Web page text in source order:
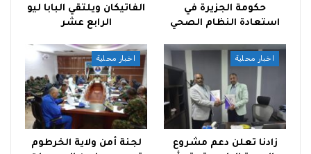
حكومة الجزيرة في
استعادة النظام الصحي
الفاتيكان ويلتقي البابا ليو
الرابع عشر
اخبار محلية
زادنا تعلن دعم مشروع
اخبار محلية
لجنة أمن ولاية الخرطوم